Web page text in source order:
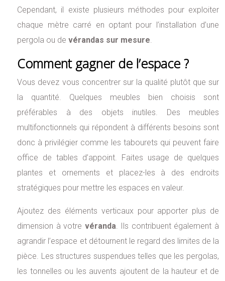
Cependant, il existe plusieurs méthodes pour exploiter
chaque mètre carré en optant pour l’installation d’une
pergola ou devérandas sur mesure.
Comment gagner de l’espace ?
Vous devez vous concentrer sur la qualité plutôt que sur
la quantité. Quelques meubles bien choisis sont
préférables à des objets inutiles. Des meubles
multifonctionnels qui répondent à différents besoins sont
donc à privilégier comme les tabourets qui peuvent faire
office de tables d’appoint. Faites usage de quelques
plantes et ornements et placez-les à des endroits
stratégiques pour mettre les espaces en valeur.
Ajoutez des éléments verticaux pour apporter plus de
dimension à votre véranda. Ils contribuent également à
agrandir l’espace et détournent le regard des limites de la
pièce. Les structures suspendues telles que les pergolas,
les tonnelles ou les auvents ajoutent de la hauteur et de